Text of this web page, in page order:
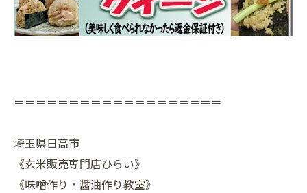
＝＝＝＝＝＝＝＝＝＝＝＝＝＝＝＝＝＝＝
埼玉県日高市
《玄米販売専門店ひらい》
《味噌作り・醤油作り教室》